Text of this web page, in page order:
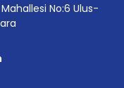
No:6 Ulus-